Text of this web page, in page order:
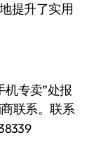
提升了实用
机专卖”处报
联系。联系